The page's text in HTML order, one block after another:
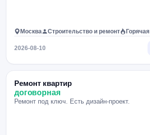
Москва Строительство и ремонт Горячая
2026-08-10
Ремонт квартир
договорная
Ремонт под ключ. Есть дизайн-проект.